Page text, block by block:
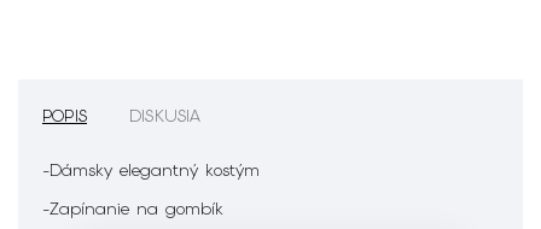
POPIS DISKUSIA
-Dámsky elegantný kostým
-Zapínanie na gombík